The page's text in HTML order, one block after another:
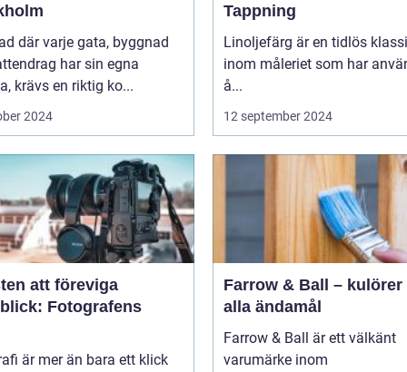
där varje gata, byggnad
har sin egna
krävs en riktig ko...
2024
Tappning
Linoljefärg är en tidlös
inom måleriet som har
å...
12 september 2024
att föreviga
Fotografens
är mer än bara ett klick
Farrow & Ball – kulörer
alla ändamål
Farrow & Ball är ett välkänt
varumärke inom